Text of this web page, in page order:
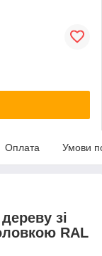
Оплата Умови
зі
RAL